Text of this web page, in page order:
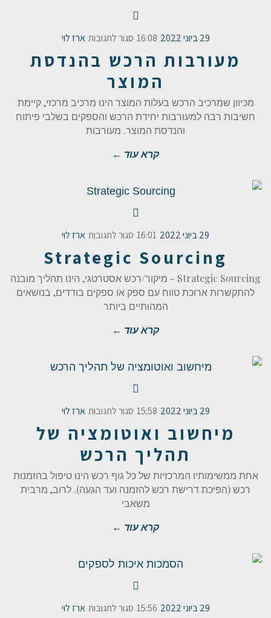
29 ביוני 2022 16:08 סגור לתגובות ארז לוי
מעורבות הרכש בהנדסת
המוצר
מכיוון שמרכיב הרכש בעלות המוצר הינו מרכיב מרכזי, קיימת
חשיבות רבה למעורבות יחידת הרכש והספקים בשלבי פיתוח
והנדסת המוצר. מעורבות
קרא עוד ←
29 ביוני 2022 16:01 סגור לתגובות ארז לוי
Strategic Sourcing
Strategic Sourcing - מיקור/רכש אסטרטגי, הינו תהליך מובנה
להתקשרות ארוכת טווח עם ספק או ספקים בודדים, בנושאים
המהותיים ביותר
קרא עוד ←
29 ביוני 2022 15:58 סגור לתגובות ארז לוי
מיחשוב ואוטומציה של
תהליך הרכש
אחת ממשימותיו המרכזיות של כל גוף רכש הינו טיפול בהזמנות
רכש (הפיכת דרישת רכש להזמנה ועד הגעה). לרוב, מרבית
משאבי
קרא עוד ←
29 ביוני 2022 15:56 סגור לתגובות ארז לוי